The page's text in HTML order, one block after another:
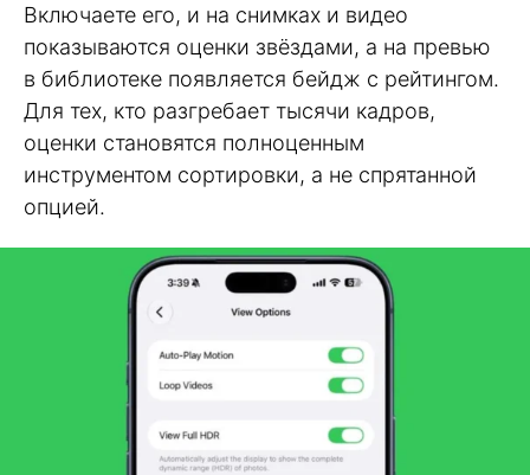
Включаете его, и на снимках и видео
показываются оценки звёздами, а на превью
в библиотеке появляется бейдж с рейтингом.
Для тех, кто разгребает тысячи кадров,
оценки становятся полноценным
инструментом сортировки, а не спрятанной
опцией.